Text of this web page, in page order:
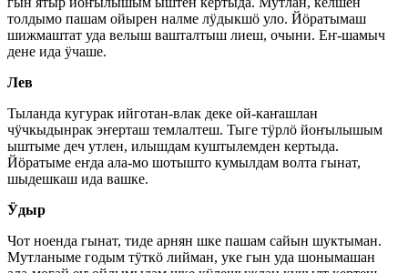
толдымо пашам ойырен налме лӱдыкшӧ уло. Йӧратымаш
шижмаштат уда велыш вашталтыш лиеш, очыни. Еҥ-шамыч
дене ида ӱчаше.
Лев
Тыланда кугурак ийготан-влак деке ой-каҥашлан
чӱчкыдынрак эҥерташ темлалтеш. Тыге тӱрлӧ йоҥылышым
ыштыме деч утлен, илышдам куштылемден кертыда.
Йӧратыме еҥда ала-мо шотышто кумылдам волта гынат,
шыдешкаш ида вашке.
Ӱдыр
Чот ноенда гынат, тиде арнян шке пашам сайын шуктыман.
Мутланыме годым тӱткӧ лийман, уке гын уда шонымашан